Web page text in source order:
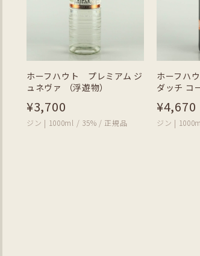
ホーフハウト プレミアム ジ
ュネヴァ （浮遊物）
¥3,700
ジン | 1000ml / 35% / 正規品
ホーフハ
ダッチ コ
¥4,670
ジン |